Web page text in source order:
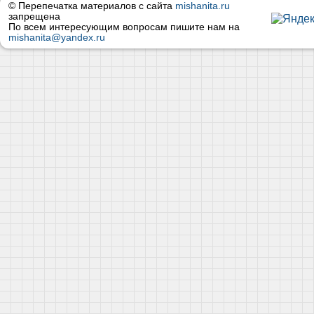
© Перепечатка материалов с сайта mishanita.ru
запрещена
По всем интересующим вопросам пишите нам на
mishanita@yandex.ru